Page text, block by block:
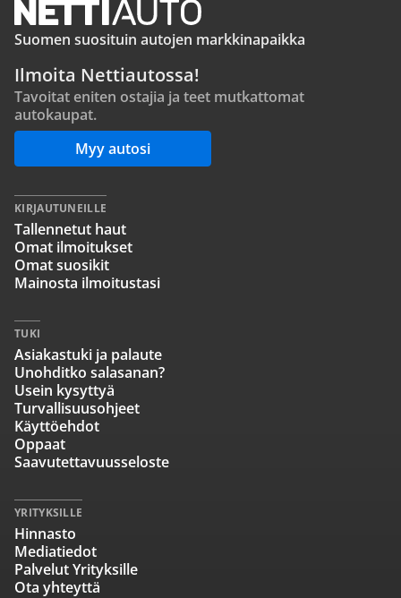
Suomen suosituin autojen markkinapaikka
Ilmoita Nettiautossa!
Tavoitat eniten ostajia ja teet mutkattomat
autokaupat.
Myy autosi
KIRJAUTUNEILLE
Tallennetut haut
Omat ilmoitukset
Omat suosikit
Mainosta ilmoitustasi
TUKI
Asiakastuki ja palaute
Unohditko salasanan?
Usein kysyttyä
Turvallisuusohjeet
Käyttöehdot
Oppaat
Saavutettavuusseloste
YRITYKSILLE
Hinnasto
Mediatiedot
Palvelut Yrityksille
Ota yhteyttä